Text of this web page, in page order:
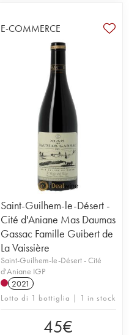
E-COMMERCE
Saint-Guilhem-le-Désert -
Cité d'Aniane Mas Daumas
Gassac Famille Guibert de
La Vaissière
Saint-Guilhem-le-Désert - Cité
d'Aniane IGP
2021
Lotto di 1 bottiglia | 1 in stock
45€